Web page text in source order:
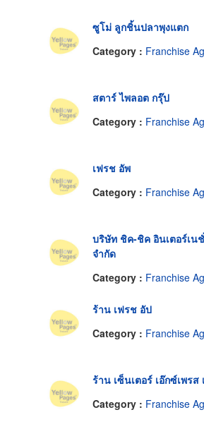
ซูโม่ ลูกชิ้นปลาพุงแตก
Category : Franchise
สตาร์ ไพลอต กรุ๊ป
Category : Franchise
เฟรช อัพ
Category : Franchise
บริษัท ชิค-ชิค อินเตอร์เ
จำกัด
Category : Franchise
ร้าน เฟรช อัป
Category : Franchise
ร้าน เซ็นเตอร์ เอ๊กซ์เพรส
Category : Franchise